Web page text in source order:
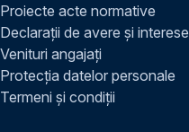
Proiecte acte normative
Declarații de avere și interese
Venituri angajați
Protecția datelor personale
Termeni și condiții